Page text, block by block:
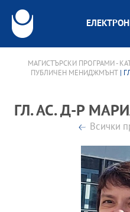
МАГИСТЪРСКИ ПРОГРАМИ -
ПУБЛИЧЕН МЕНИДЖМЪНТ|
ГЛ. АС. Д-Р
Всички